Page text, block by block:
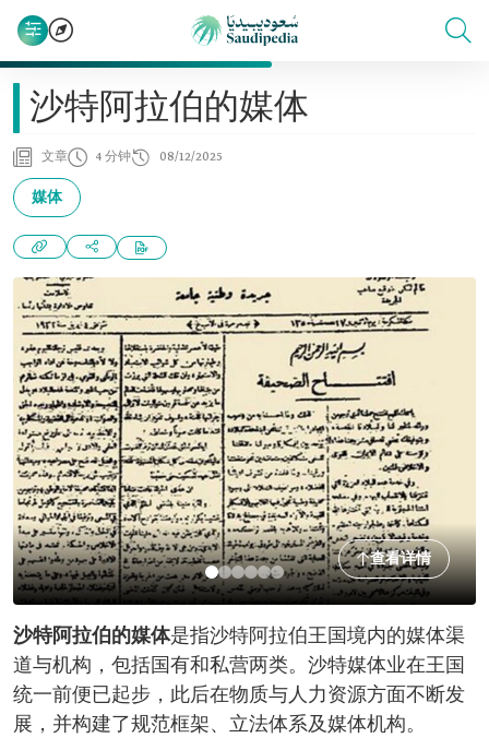
沙特阿拉伯的媒体
文章 4 分钟 08/12/2025
媒体
查看详情
沙特阿拉伯的媒体是指沙特阿拉伯王国境内的媒体渠
道与机构，包括国有和私营两类。沙特媒体业在王国
统一前便已起步，此后在物质与人力资源方面不断发
展，并构建了规范框架、立法体系及媒体机构。